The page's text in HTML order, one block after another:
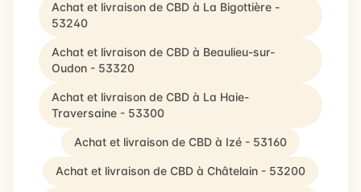
Achat et livraison de CBD à La Bigottière -
53240
Achat et livraison de CBD à Beaulieu-sur-
Oudon - 53320
Achat et livraison de CBD à La Haie-
Traversaine - 53300
Achat et livraison de CBD à Izé - 53160
Achat et livraison de CBD à Châtelain - 53200